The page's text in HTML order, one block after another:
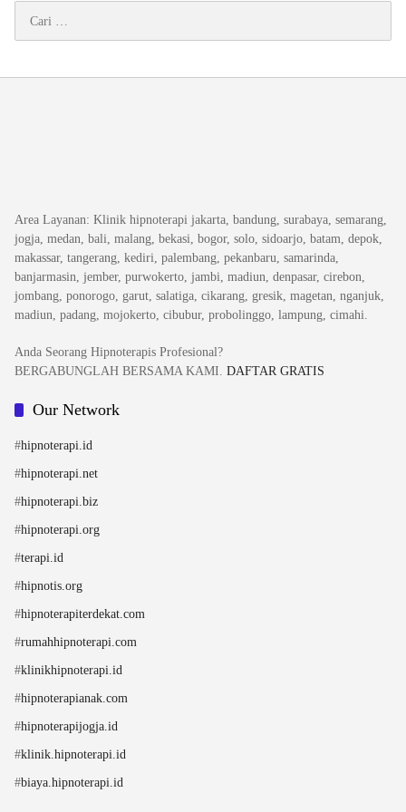
untuk:
Area Layanan: Klinik hipnoterapi jakarta, bandung, surabaya, semarang,
jogja, medan, bali, malang, bekasi, bogor, solo, sidoarjo, batam, depok,
makassar, tangerang, kediri, palembang, pekanbaru, samarinda,
banjarmasin, jember, purwokerto, jambi, madiun, denpasar, cirebon,
jombang, ponorogo, garut, salatiga, cikarang, gresik, magetan, nganjuk,
madiun, padang, mojokerto, cibubur, probolinggo, lampung, cimahi.
Anda Seorang Hipnoterapis Profesional?
BERGABUNGLAH BERSAMA KAMI. DAFTAR GRATIS
Our Network
#hipnoterapi.id
#hipnoterapi.net
#hipnoterapi.biz
#hipnoterapi.org
#terapi.id
#hipnotis.org
#hipnoterapiterdekat.com
#rumahhipnoterapi.com
#klinikhipnoterapi.id
#hipnoterapianak.com
#hipnoterapijogja.id
#klinik.hipnoterapi.id
#biaya.hipnoterapi.id